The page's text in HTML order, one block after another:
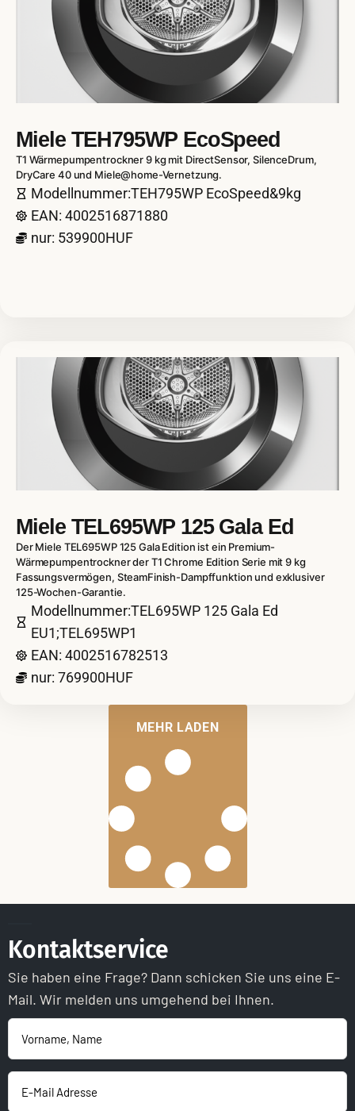
Miele TEH795WP EcoSpeed
T1 Wärmepumpentrockner 9 kg mit DirectSensor, SilenceDrum,
DryCare 40 und Miele@home-Vernetzung.
Modellnummer:TEH795WP EcoSpeed&9kg
EAN: 4002516871880
nur: 539900HUF
Miele TEL695WP 125 Gala Ed
Der Miele TEL695WP 125 Gala Edition ist ein Premium-
Wärmepumpentrockner der T1 Chrome Edition Serie mit 9 kg
Fassungsvermögen, SteamFinish-Dampffunktion und exklusiver
125-Wochen-Garantie.
Modellnummer:TEL695WP 125 Gala Ed
EU1;TEL695WP1
EAN: 4002516782513
nur: 769900HUF
MEHR LADEN
Kontaktservice
Sie haben eine Frage? Dann schicken Sie uns eine E-
Mail. Wir melden uns umgehend bei Ihnen.